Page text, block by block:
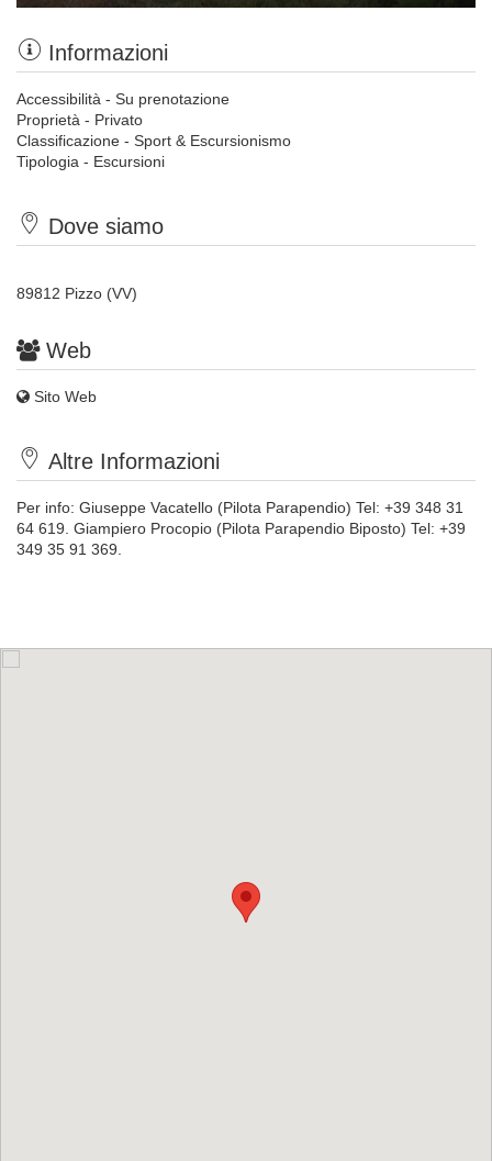
Informazioni
Accessibilità - Su prenotazione
Proprietà - Privato
Classificazione - Sport & Escursionismo
Tipologia - Escursioni
Dove siamo
89812 Pizzo (VV)
Web
Sito Web
Altre Informazioni
Per info: Giuseppe Vacatello (Pilota Parapendio) Tel: +39 348 31
64 619. Giampiero Procopio (Pilota Parapendio Biposto) Tel: +39
349 35 91 369.